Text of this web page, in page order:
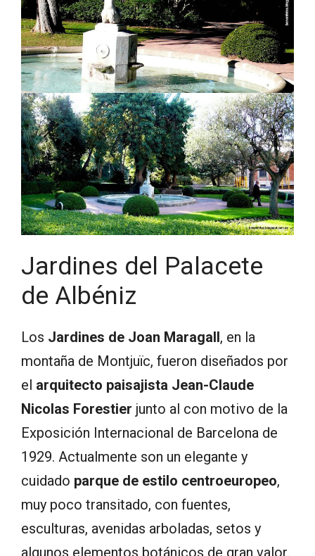
Jardines del Palacete
de Albéniz
Los Jardines de Joan Maragall, en la
montaña de Montjuïc, fueron diseñados por
el arquitecto paisajista Jean-Claude
Nicolas Forestier junto al con motivo de la
Exposición Internacional de Barcelona de
1929. Actualmente son un elegante y
cuidado parque de estilo centroeuropeo,
muy poco transitado, con fuentes,
esculturas, avenidas arboladas, setos y
algunos elementos botánicos de gran valor.